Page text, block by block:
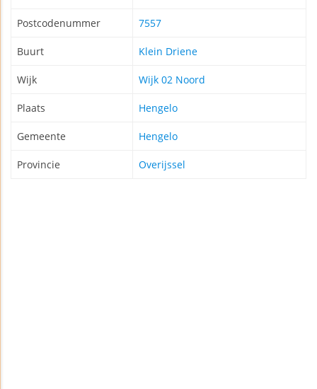
Postcodenummer 7557
Buurt Klein Driene
Wijk Wijk 02 Noord
Plaats Hengelo
Gemeente Hengelo
Provincie Overijssel